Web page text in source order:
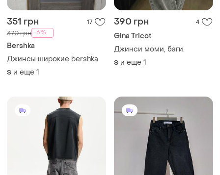
351 грн 17
370 грн -6%
Bershka
Джинсы широкие bershka
S и еще 1
390 грн 4
Gina Tricot
Джинси моми, баги.
S и еще 1